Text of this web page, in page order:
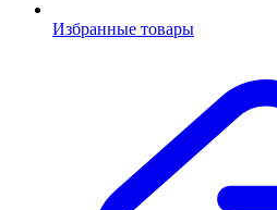
Избранные товары